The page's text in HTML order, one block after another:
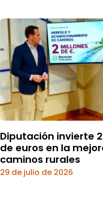
Diputación invierte
de euros en la
caminos rurales
29 de julio de 2026